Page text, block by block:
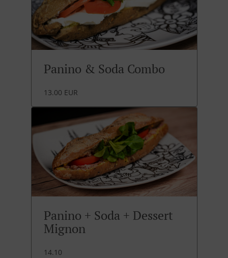
Panino & Soda Combo
13.00 EUR
Panino + Soda + Dessert
Mignon
14.10